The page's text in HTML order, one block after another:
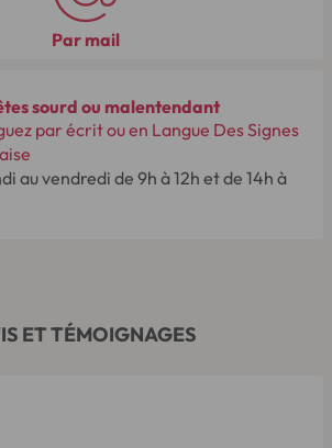
Par mail
sourd ou malentendant
par écrit ou en Langue Des Signes
au vendredi de 9h à 12h et de 14h à
ET TÉMOIGNAGES